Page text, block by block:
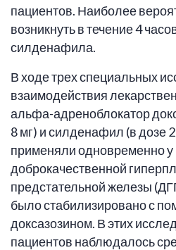
пациентов. Наиболее
возникнуть в течение 4
силденафила.
В ходе трех специальных
взаимодействия
альфа-адреноблокатор
8 мг) и силденафил (в дозе
применяли одновременно у
доброкачественной
предстательной железы
было стабилизировано с
доксазозином. В этих
пациентов наблюдалось